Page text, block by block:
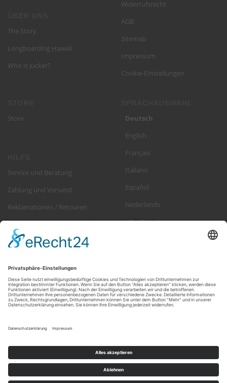
The Story
Longboarding Hawaii
Who is Jucker?
Widerrufsrecht
AGB
Sitemap
Impressum
Cookie-Einstellungen
Store
Service und Beratung
Zahlung und Versand
Reklamationen / Retouren
Deutsch
English
Français
Italiano
Español
Nederlands
US + Canada
EMAIL-
ADRESSE
Abmeldung jederzeit möglich >Newsletter
ENJOY YOUR RIDE!
© Mike Jucker (Deutschland) GmbH · Königstrasse 19b · D-53773